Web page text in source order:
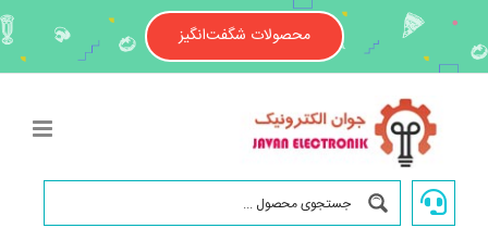
content
محصولات شگفت‌انگیز